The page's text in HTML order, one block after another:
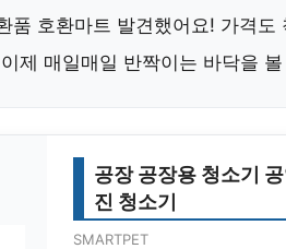
품 호환마트 발견했어요! 가격
제 매일매일 반짝이는 바닥을
공장 공장용 청소기
진 청소기
SMARTPET